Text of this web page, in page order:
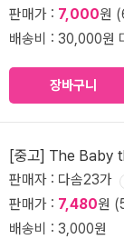
판매가 : 7,000원
배송비 : 30,000원
장바구니
[중고] The Baby
판매자 : 다솜23가
판매가 : 7,480원
배송비 : 3,000원